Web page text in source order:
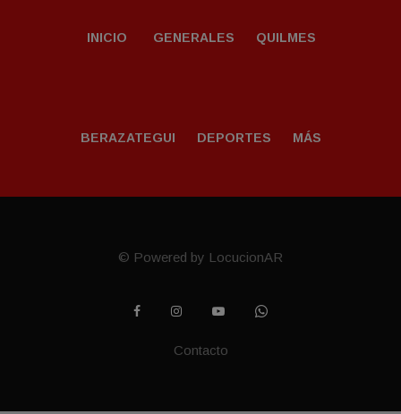
INICIO GENERALES QUILMES
BERAZATEGUI DEPORTES MÁS
© Powered by LocucionAR
Contacto